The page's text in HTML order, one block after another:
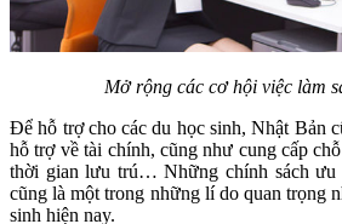
Mở rộng các cơ hội việc làm
Để hỗ trợ cho các du học sinh, Nhật Bản
hỗ trợ về tài chính, cũng như cung cấp
thời gian lưu trú… Những chính sách ưu
cũng là một trong những lí do quan trọng
sinh hiện nay.